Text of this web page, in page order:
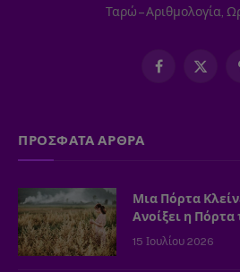
Ταρώ – Αριθμολογία,
Facebook
X
ΠΡΟΣΦΑΤΑ ΑΡΘΡΑ
Μια Πόρτα
Ανοίξει η Πόρτα
15 Ιουλίου 2026